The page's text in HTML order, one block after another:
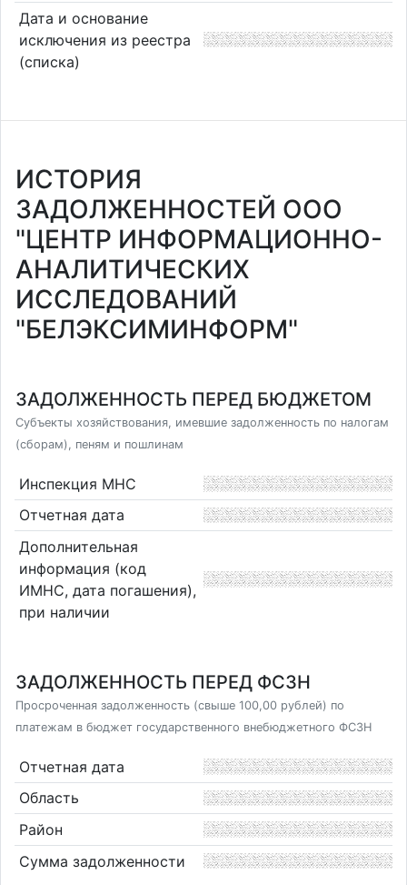
Дата и основание
исключения из реестра
(списка)
ИСТОРИЯ
ЗАДОЛЖЕННОСТЕЙ ООО
"ЦЕНТР ИНФОРМАЦИОННО-
АНАЛИТИЧЕСКИХ
ИССЛЕДОВАНИЙ
"БЕЛЭКСИМИНФОРМ"
ЗАДОЛЖЕННОСТЬ ПЕРЕД БЮДЖЕТОМ
Субъекты хозяйствования, имевшие задолженность по налогам
(сборам), пеням и пошлинам
Инспекция МНС
Отчетная дата
Дополнительная
информация (код
ИМНС, дата погашения),
при наличии
ЗАДОЛЖЕННОСТЬ ПЕРЕД ФСЗН
Просроченная задолженность (свыше 100,00 рублей) по
платежам в бюджет государственного внебюджетного ФСЗН
Отчетная дата
Область
Район
Сумма задолженности